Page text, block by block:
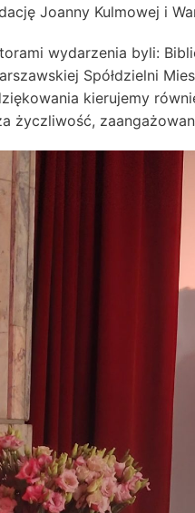
Joanny Kulmowej i
wydarzenia byli:
Spółdzielni
kierujemy
życzliwość,